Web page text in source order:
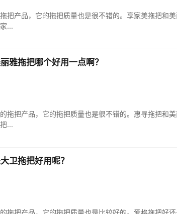
把产品，它的拖把质量也是很不错的。享家美拖把和
...
雅拖把哪个好用一点啊？
拖把产品，它的拖把质量也是很不错的。惠寻拖把和
...
卫拖把好用呢？
拖把产品，它的拖把质量也是比较好的。爱格拖把好